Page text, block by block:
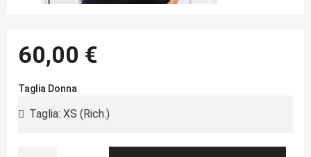
60,00 €
Taglia Donna